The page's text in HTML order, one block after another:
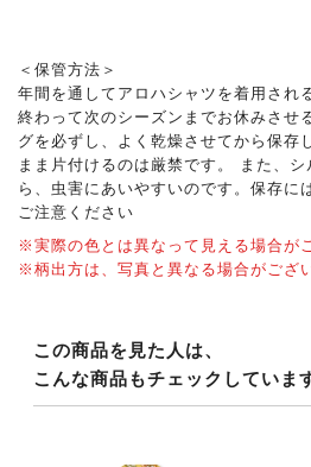
＜保管方法＞
年間を通してアロハシャツを着用され
終わって次のシーズンまでお休みさせ
グを必ずし、よく乾燥させてから保存
まま片付けるのは厳禁です。 また、
ら、虫害にあいやすいのです。保存に
ご注意ください
※実際の色とは異なって見える場合が
※柄出方は、写真と異なる場合がござ
この商品を見た人は、
こんな商品もチェックしていま